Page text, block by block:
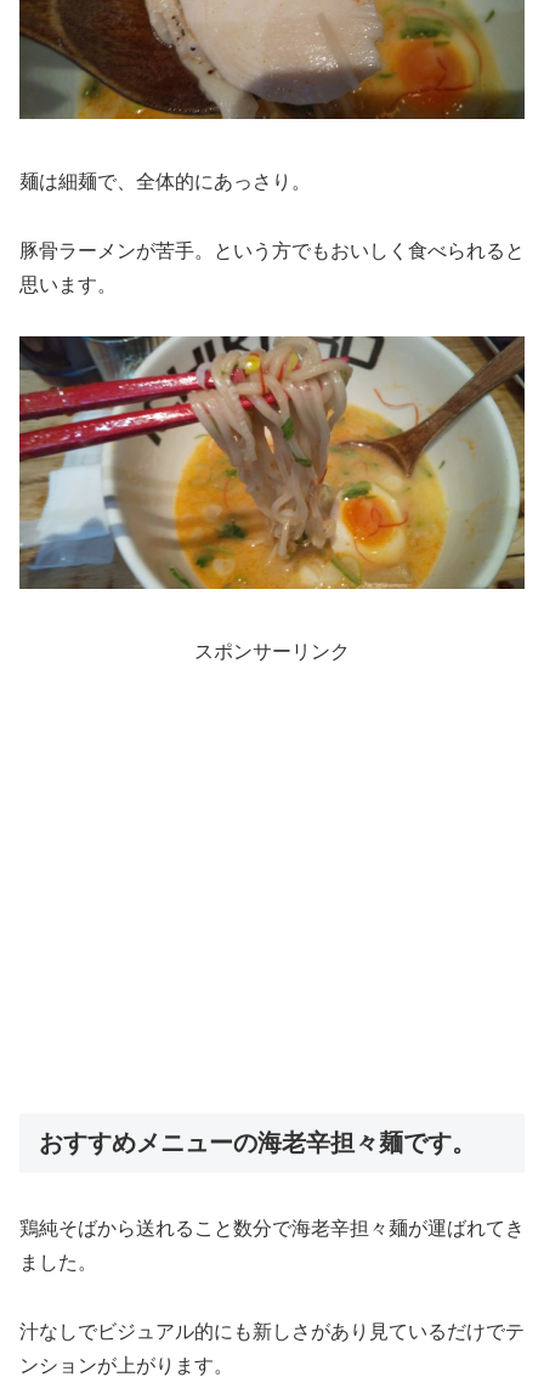
麺は細麺で、全体的にあっさり。
豚骨ラーメンが苦手。という方でもおいしく食べられると
思います。
スポンサーリンク
おすすめメニューの海老辛担々麺です。
鶏純そばから送れること数分で海老辛担々麺が運ばれてき
ました。
汁なしでビジュアル的にも新しさがあり見ているだけでテ
ンションが上がります。